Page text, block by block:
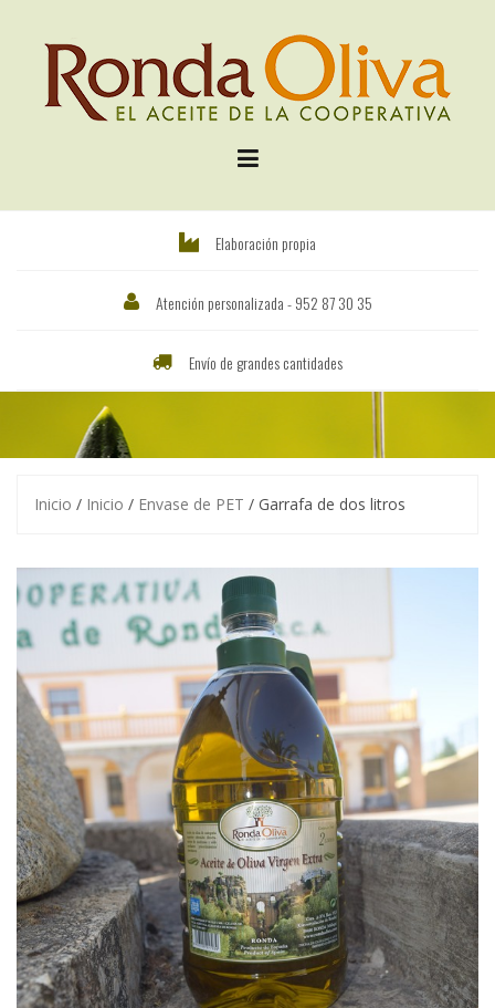
contenido
Elaboración propia
Atención personalizada - 952 87 30 35
Envío de grandes cantidades
Inicio / Inicio / Envase de PET / Garrafa de dos litros